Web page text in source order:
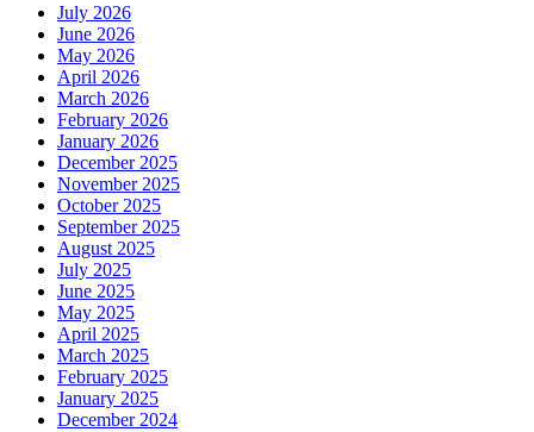
July 2026
June 2026
May 2026
April 2026
March 2026
February 2026
January 2026
December 2025
November 2025
October 2025
September 2025
August 2025
July 2025
June 2025
May 2025
April 2025
March 2025
February 2025
January 2025
December 2024